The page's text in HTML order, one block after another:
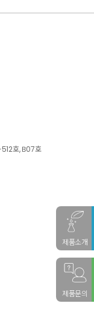
호, B07호
제품소개
제품문의